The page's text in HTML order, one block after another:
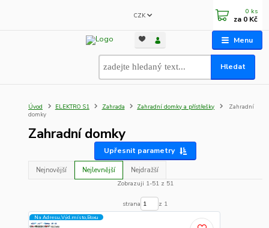
Menu
CZK
Hledat
0 ks
za 0 Kč
Úvod ELEKTRO S1 Zahrada Zahradní domky a přístřešky
Zahradní
domky
Zahradní domky
Upřesnit parametry
Nejnovější Nejlevnější
Nejdražší
Zobrazuji 1-51 z 51
strana z 1
Na Adresu,Výd.místo,Boxu